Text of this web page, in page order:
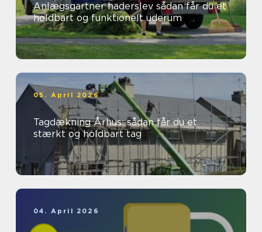
Anlægsgartner haderslev sådan får du et
holdbart og funktionelt uderum
05. April 2026
Tagdækning Århus: sådan får du et
stærkt og holdbart tag
04. April 2026